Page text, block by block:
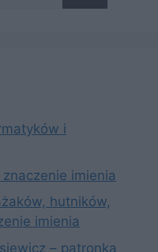
i
imienia
hutników,
imienia
– patronka